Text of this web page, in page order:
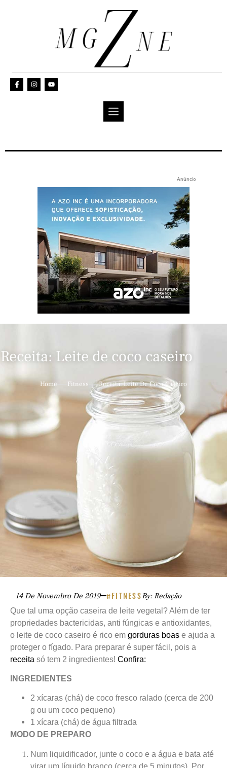
Anúncio
Receita: Leite de coco caseiro
Home Fitness Receita: Leite De Coco Caseiro
14 De Novembro De 2019 #FITNESSBy: Redação
Que tal uma opção caseira de leite vegetal? Além de ter
propriedades bactericidas, anti fúngicas e antioxidantes,
o leite de coco caseiro é rico em gorduras boas e ajuda a
proteger o fígado. Para preparar é super fácil, pois a
receita só tem 2 ingredientes! Confira:
INGREDIENTES
2 xícaras (chá) de coco fresco ralado (cerca de 200
g ou um coco pequeno)
1 xícara (chá) de água filtrada
MODO DE PREPARO
Num liquidificador, junte o coco e a água e bata até
virar um líquido branco (cerca de 5 minutos). Por